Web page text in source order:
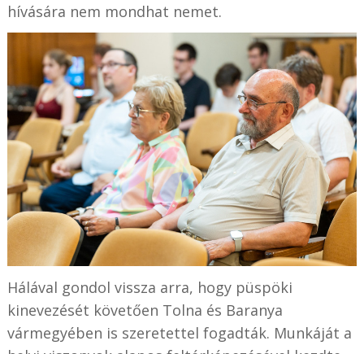
hívására nem mondhat nemet.
Hálával gondol vissza arra, hogy püspöki
kinevezését követően Tolna és Baranya
vármegyében is szeretettel fogadták. Munkáját a